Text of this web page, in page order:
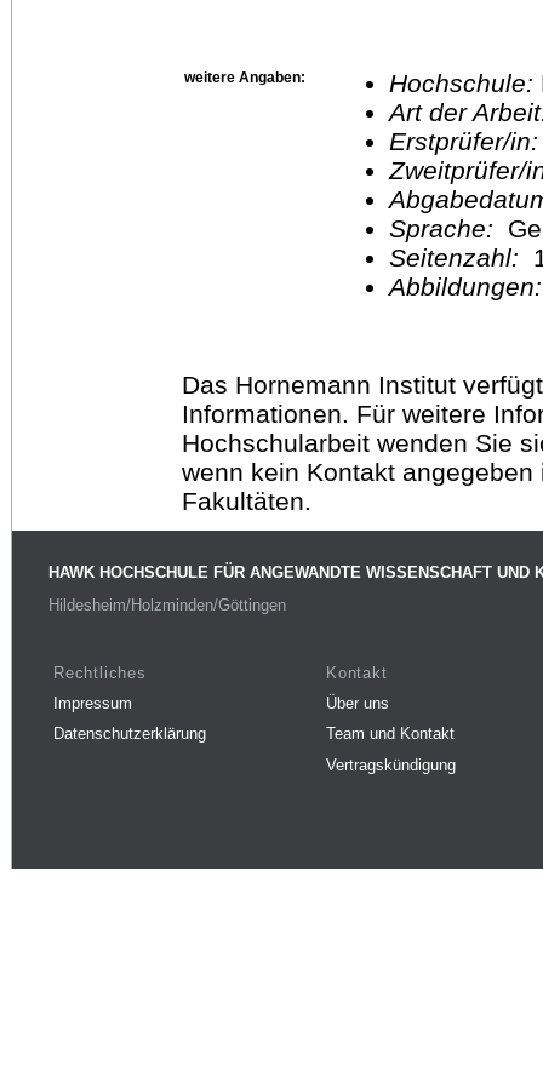
weitere Angaben: Hochschule:
Art der
Erstprüfer/
Sprache:
Seitenzahl:
Das Hornemann Institut
Informationen. Für weitere
Hochschularbeit wenden Sie
wenn kein Kontakt
Fakultäten.
HAWK HOCHSCHULE FÜR ANGEWANDTE WISSENSCHAFT UND
Hildesheim/Holzminden/Göttingen
Rechtliches
Impressum
Datenschutzerklärung
Kontakt
Über uns
Team und Kontakt
Vertragskündigung